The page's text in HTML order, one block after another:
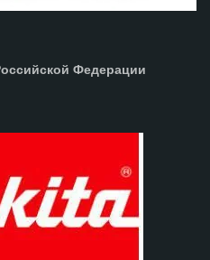
Федерации